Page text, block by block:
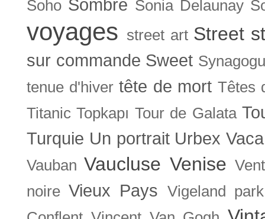
Soho Sombre Sonia Delaunay
voyages street art Street
sur commande Sweet
tenue d'hiver tête de mort Têtes
Titanic Topkapı Tour de Galata
Turquie Un portrait Urbex
Vauban Vaucluse Venise
noire Vieux Pays
Vigeland park